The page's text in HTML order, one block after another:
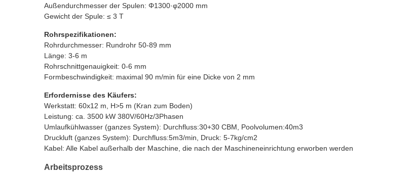
Außendurchmesser der Spulen: Φ1300·φ2000 mm
Gewicht der Spule: ≤ 3 T
Rohrspezifikationen:
Rohrdurchmesser: Rundrohr 50-89 mm
Länge: 3-6 m
Rohrschnittgenauigkeit: 0-6 mm
Formbeschwindigkeit: maximal 90 m/min für eine Dicke von 2 mm
Erfordernisse des Käufers:
Werkstatt: 60x12 m, H>5 m (Kran zum Boden)
Leistung: ca. 3500 kW 380V/60Hz/3Phasen
Umlaufkühlwasser (ganzes System): Durchfluss:30+30 CBM, Poolvolumen:40m3
Druckluft (ganzes System): Durchfluss:5m3/min, Druck: 5-7kg/cm2
Kabel: Alle Kabel außerhalb der Maschine, die nach der Maschineneinrichtung erworben werden
Arbeitsprozess